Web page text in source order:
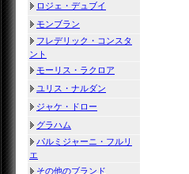
ロジェ・デュブイ
モンブラン
フレデリック・コンスタ
ント
モーリス・ラクロア
ユリス・ナルダン
ジャケ・ドロー
グラハム
パルミジャーニ・フルリ
エ
その他のブランド